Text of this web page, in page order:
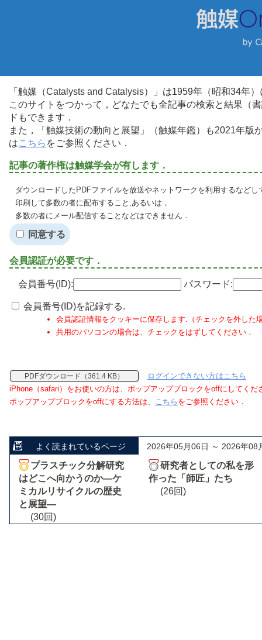
「触媒（Catalysts and Catalysis）」は1959年（昭和34年
このサイトをつかって，どなたでも全記事の検索と結果（
ドもできます．
また，「触媒技術の動向と展望」（触媒年鑑）も2021年
はこちら をご参照ください．
記事の著作権は触媒学会が有します．
ダウンロードしたPDFファイルを放送やネットワークを利用するなど
印刷して多数の者に配布すること,あるいは，
多数の者にメール配信することなどはできません．
同意する
会員認証が必要です．
会員番号(ID): パスワード:
会員番号(ID)を記録する.
会員認証情報をクッキーに保存します.（チェックを外した
共用のパソコンの場合は、チェックをはずしてください．
PDFダウンロード（361.4 KB）
ログインできない方はこちら
iPhone（safari）をお使いの方は、ポップアップブロックをoffにしてくだ
ポップアップブロックをoffにする方法は、 こちら をご参照ください．
よく読まれているページ 2026年05月06日 ～ 2026年08
プラスチック分解研究
はどこへ向かうのか―ケ
ミカルリサイクルの歴史
と展望―
(30回)
研究者としての私を形
作った「師匠」たち
(26回)